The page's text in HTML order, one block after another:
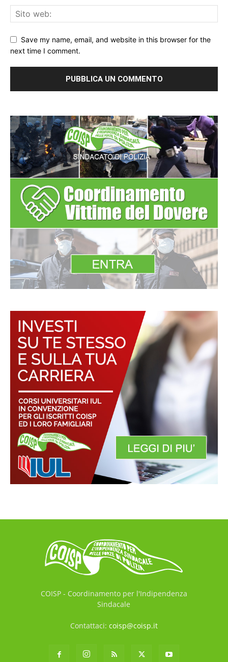
Save my name, email, and website in this browser for the
next time I comment.
COISP - Coordinamento per l'Indipendenza
Sindacale
Contattaci: coisp@coisp.it